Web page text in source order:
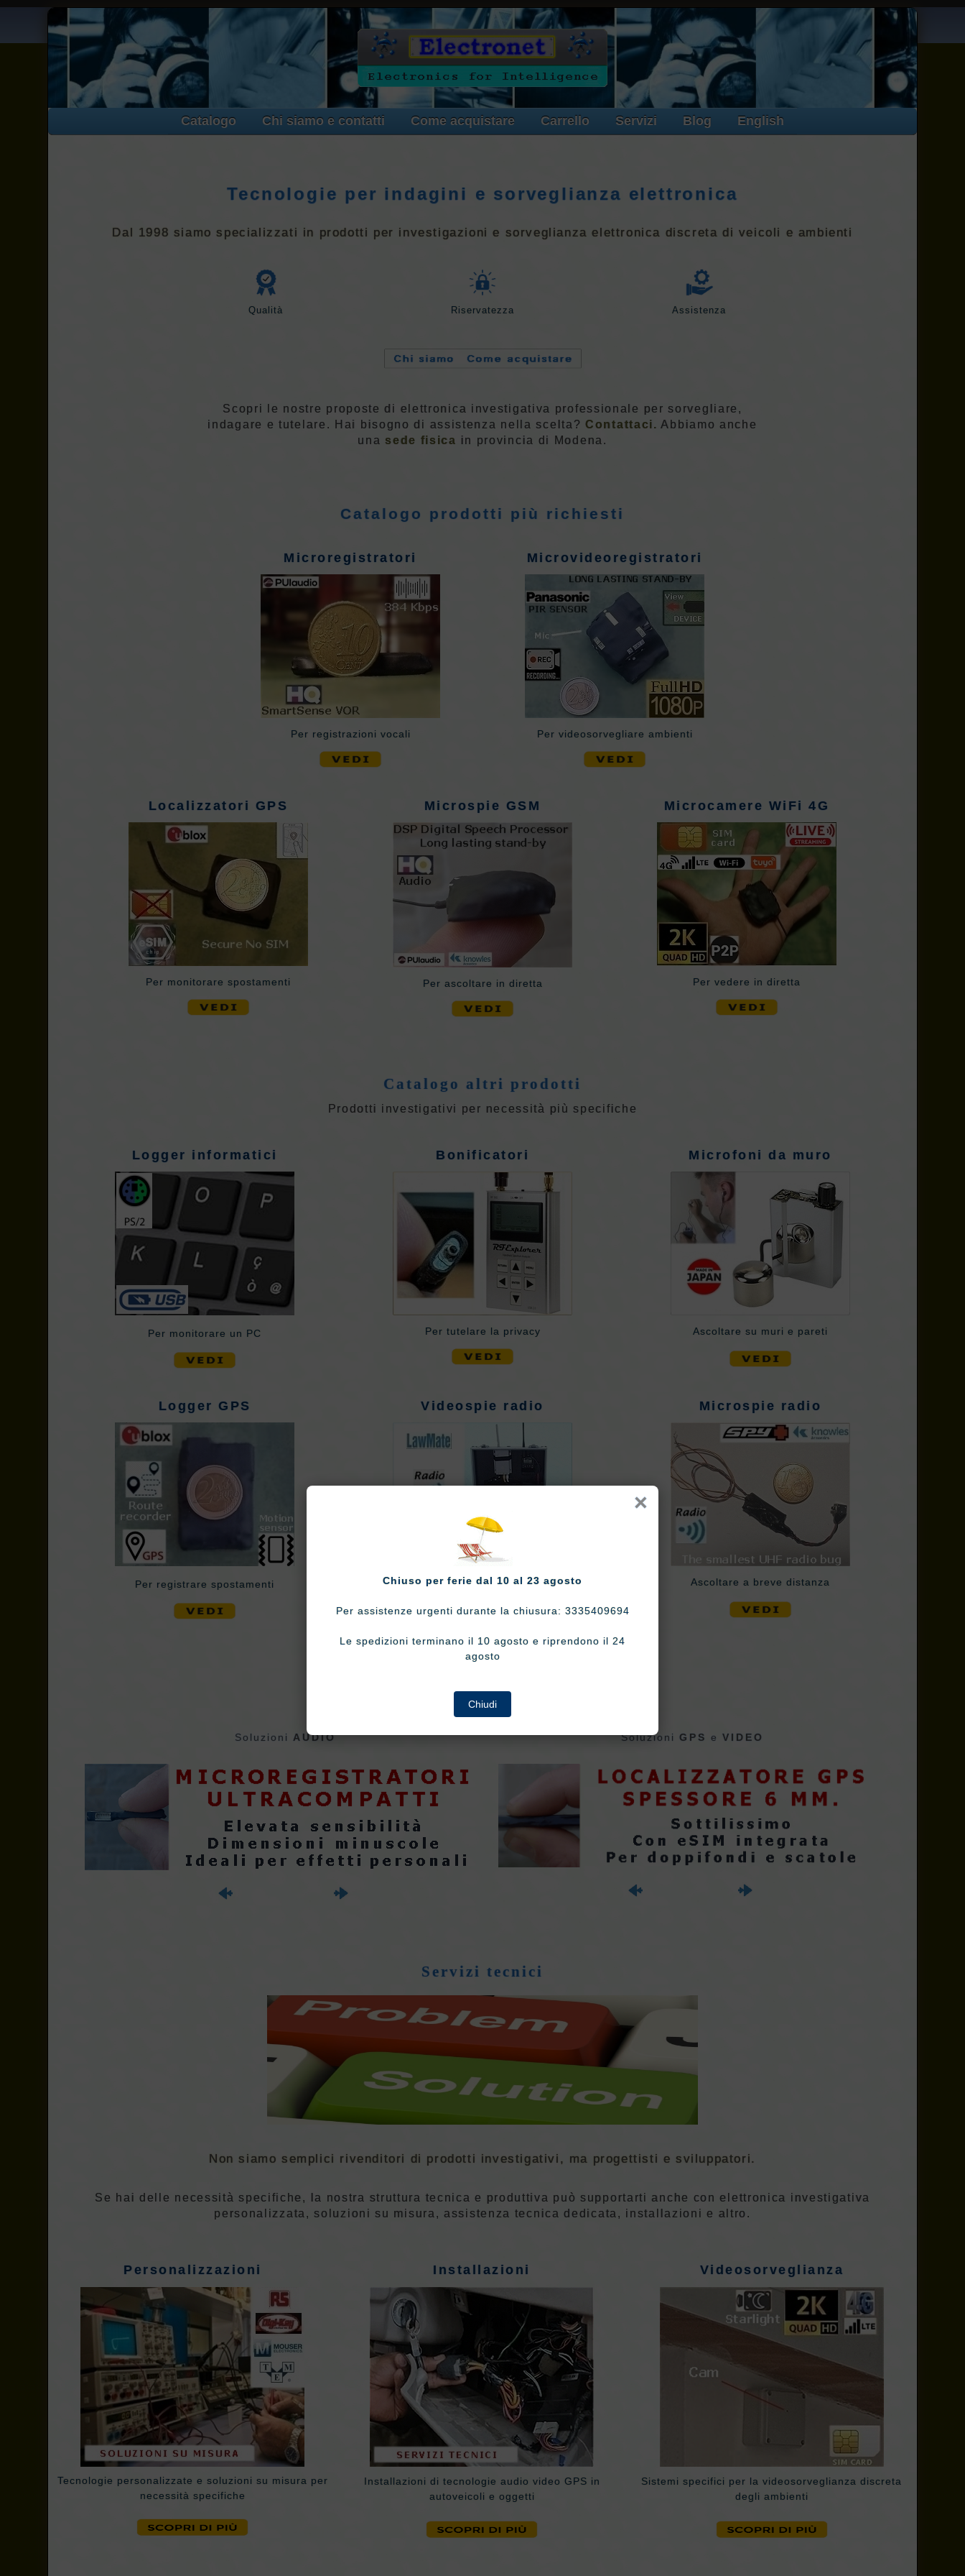
×
Chiuso per ferie dal 10 al 23 agosto
Per assistenze urgenti durante la chiusura: 3335409694
Le spedizioni terminano il 10 agosto e riprendono il 24
agosto
Chiudi
Catalogo Chi siamo e contatti Come acquistare Carrello Servizi Blog English
Tecnologie per indagini e sorveglianza elettronica
Dal 1998 siamo specializzati in prodotti per investigazioni e sorveglianza elettronica discreta di veicoli e ambienti
Qualità Riservatezza Assistenza
Scopri le nostre proposte di elettronica investigativa professionale per sorvegliare,
indagare e tutelare. Hai bisogno di assistenza nella scelta?Contattaci. Abbiamo anche
una sede fisica in provincia di Modena.
Catalogo prodotti più richiesti
Microregistratori
Per registrazioni vocali
Microvideoregistratori
Per videosorvegliare ambienti
Localizzatori GPS
Per monitorare spostamenti
Microspie GSM
Per ascoltare in diretta
Microcamere WiFi 4G
Per vedere in diretta
Catalogo altri prodotti
Prodotti investigativi per necessità più specifiche
Logger informatici
Per monitorare un PC
Bonificatori
Per tutelare la privacy
Microfoni da muro
Ascoltare su muri e pareti
Logger GPS
Per registrare spostamenti
Videospie radio
Vedere a breve distanza
Microspie radio
Ascoltare a breve distanza
Soluzioni AUDIO Soluzioni GPS e VIDEO
Servizi tecnici
Non siamo semplici rivenditori di prodotti investigativi, ma progettisti e sviluppatori.
Se hai delle necessità specifiche, la nostra struttura tecnica e produttiva può supportarti anche con elettronica investigativa
personalizzata, soluzioni su misura, assistenza tecnica dedicata, installazioni e altro.
Personalizzazioni
Tecnologie personalizzate e soluzioni su misura per
necessità specifiche
Installazioni
Installazioni di tecnologie audio video GPS in
autoveicoli e oggetti
Videosorveglianza
Sistemi specifici per la videosorveglianza discreta
degli ambienti